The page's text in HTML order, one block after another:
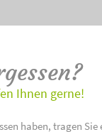
Ihnen gerne!
haben, tragen